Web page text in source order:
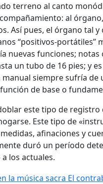
terreno al canto
al
Así pues, el órgano tal
“positivos-portátiles”
nuevas funciones;
un tubo de 16 pies; y
siempre sufría
de base o
este tipo de
Este tipo de
afinaciones y
duró un período
los actuales.